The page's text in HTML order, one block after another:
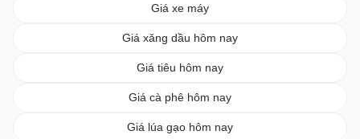
Giá xe máy
Giá xăng dầu hôm nay
Giá tiêu hôm nay
Giá cà phê hôm nay
Giá lúa gạo hôm nay